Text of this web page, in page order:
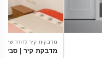
מדבקות קיר לחדר שינה
מדבקת קיר |